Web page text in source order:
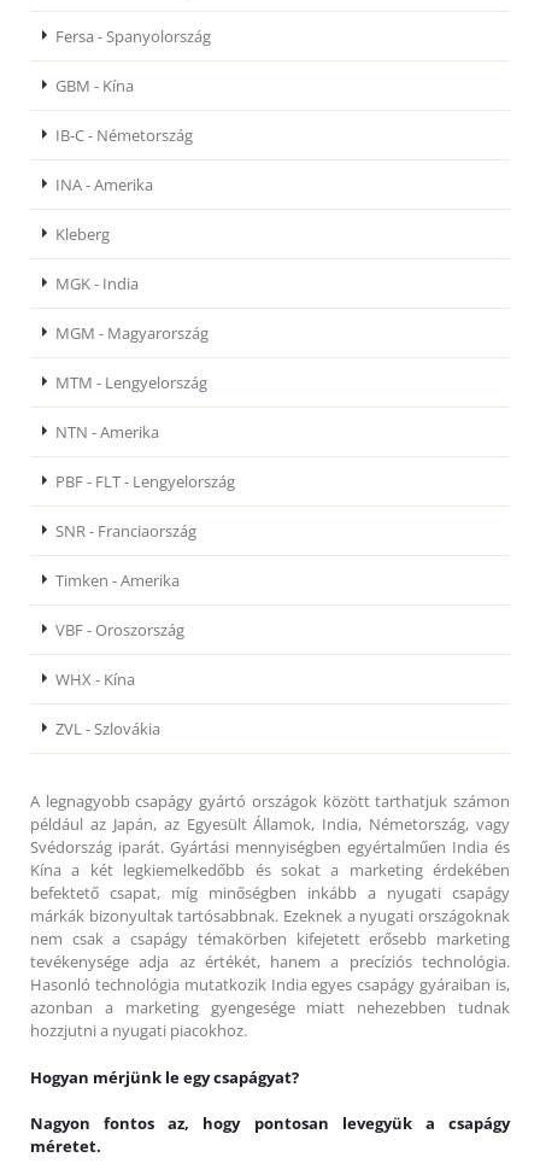
Fersa - Spanyolország
GBM - Kína
IB-C - Németország
INA - Amerika
Kleberg
MGK - India
MGM - Magyarország
MTM - Lengyelország
NTN - Amerika
PBF - FLT - Lengyelország
SNR - Franciaország
Timken - Amerika
VBF - Oroszország
WHX - Kína
ZVL - Szlovákia
A legnagyobb csapágy gyártó országok között tarthatjuk számon
például az Japán, az Egyesült Államok, India, Németország, vagy
Svédország iparát. Gyártási mennyiségben egyértalműen India és
Kína a két legkiemelkedőbb és sokat a marketing érdekében
befektető csapat, míg minőségben inkább a nyugati csapágy
márkák bizonyultak tartósabbnak. Ezeknek a nyugati országoknak
nem csak a csapágy témakörben kifejetett erősebb marketing
tevékenysége adja az értékét, hanem a precíziós technológia.
Hasonló technológia mutatkozik India egyes csapágy gyáraiban is,
azonban a marketing gyengesége miatt nehezebben tudnak
hozzjutni a nyugati piacokhoz.
Hogyan mérjünk le egy csapágyat?
Nagyon fontos az, hogy pontosan levegyük a csapágy
méretet.